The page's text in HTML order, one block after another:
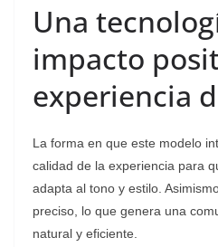
Una
impacto
experiencia
La forma en que este modelo
calidad de la experiencia para
adapta al tono y estilo.
preciso, lo que genera una
natural y eficiente.